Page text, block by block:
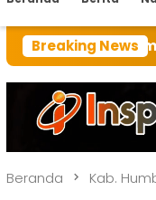
Breaking News
kali ini BRI
Beranda Kab.